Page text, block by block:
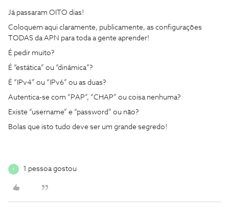
Já passaram OITO dias!
Coloquem aqui claramente, publicamente, as configurações
TODAS da APN para toda a gente aprender!
É pedir muito?
É “estática” ou “dinâmica”?
É “IPv4” ou “IPv6” ou as duas?
Autentica-se com “PAP”, “CHAP” ou coisa nenhuma?
Existe “username” e “password” ou não?
Bolas que isto tudo deve ser um grande segredo!
F 1 pessoa gostou